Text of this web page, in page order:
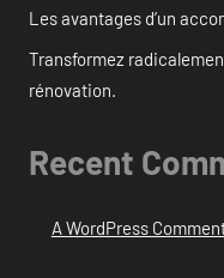
Les avantages d’un
Transformez
rénovation.
Recent
A WordPress